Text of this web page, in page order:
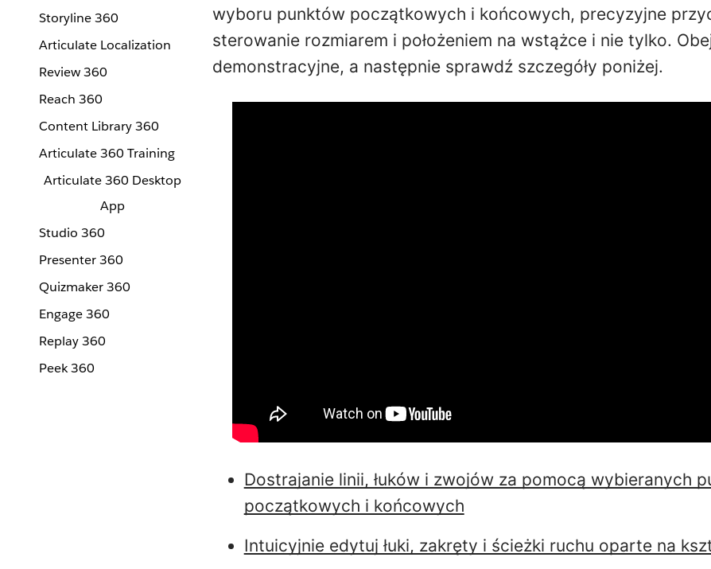
Storyline 360
Articulate Localization
Review 360
Reach 360
Content Library 360
Articulate 360 Training
Articulate 360 Desktop
App
Studio 360
Presenter 360
Quizmaker 360
Engage 360
Replay 360
Peek 360
wyboru punktów początkowych i końcowych, precyzyjne
sterowanie rozmiarem i położeniem na wstążce i nie tylko.
demonstracyjne, a następnie sprawdź szczegóły poniżej.
Dostrajanie linii, łuków i zwojów za pomocą wybieranych
początkowych i końcowych
Intuicyjnie edytuj łuki, zakręty i ścieżki ruchu oparte na